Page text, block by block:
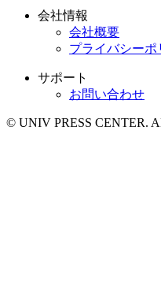
会社情報
会社概要
プライバシーポ
サポート
お問い合わせ
© UNIV PRESS CENTER.